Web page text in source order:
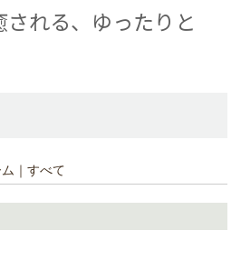
れる、ゆったりと
｜すべて